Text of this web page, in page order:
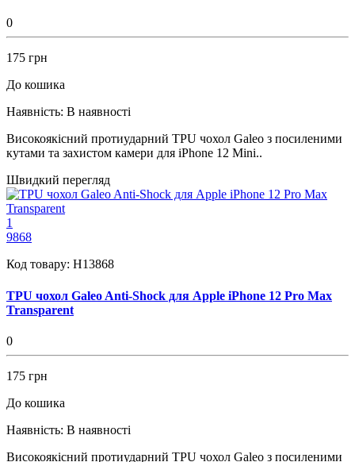
0
175 грн
До кошика
Наявність: В наявності
Високоякісний протиударний TPU чохол Galeo з посиленими
кутами та захистом камери для iPhone 12 Mini..
Швидкий перегляд
1
9868
Код товару: H13868
TPU чохол Galeo Anti-Shock для Apple iPhone 12 Pro Max
Transparent
0
175 грн
До кошика
Наявність: В наявності
Високоякісний протиударний TPU чохол Galeo з посиленими